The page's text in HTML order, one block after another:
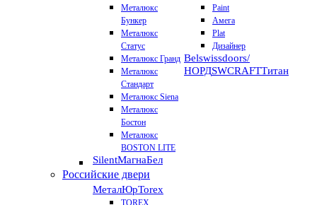
Металюкс
Бункер
Металюкс
Статус
Металюкс Гранд
Металюкс
Стандарт
Металюкс Siena
Металюкс
Бостон
Металюкс
BOSTON LITE
SilentМагнаБел
Paint
Амега
Plat
Дизайнер
Belswissdoors/
НОРДSWCRAFTТитан
Российские двери
МеталЮрTorex
TOREX